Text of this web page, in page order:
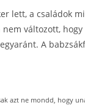
lett, a családok
változott,
A
azt ne mondd, hogy